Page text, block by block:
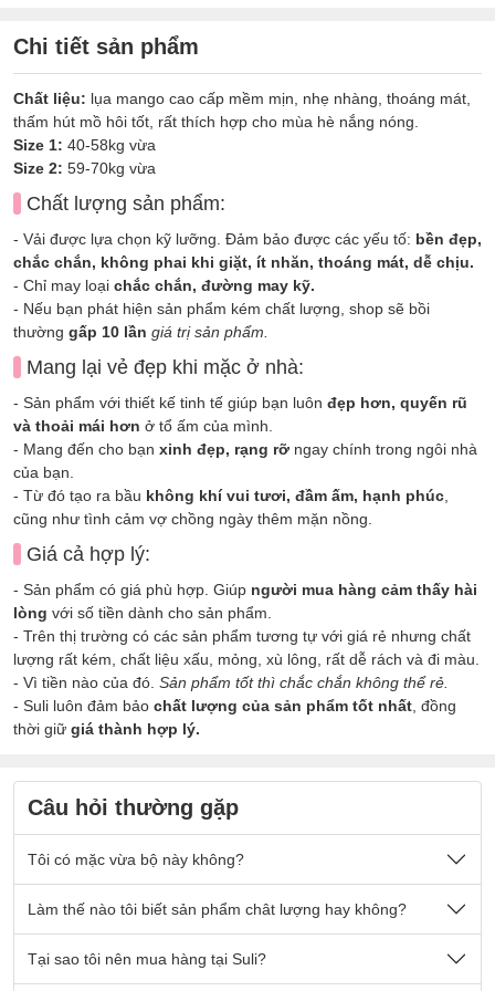
Chi tiết sản phẩm
Chất liệu: lụa mango cao cấp mềm mịn, nhẹ nhàng, thoáng mát,
thấm hút mồ hôi tốt, rất thích hợp cho mùa hè nắng nóng.
Size 1: 40-58kg vừa
Size 2: 59-70kg vừa
Chất lượng sản phẩm:
- Vải được lựa chọn kỹ lưỡng. Đảm bảo được các yếu tố: bền đẹp,
chắc chắn, không phai khi giặt, ít nhăn, thoáng mát, dễ chịu.
- Chỉ may loại chắc chắn, đường may kỹ.
- Nếu bạn phát hiện sản phẩm kém chất lượng, shop sẽ bồi
thường gấp 10 lần giá trị sản phẩm.
Mang lại vẻ đẹp khi mặc ở nhà:
- Sản phẩm với thiết kế tinh tế giúp bạn luôn đẹp hơn, quyến rũ
và thoải mái hơn ở tổ ấm của mình.
- Mang đến cho bạn xinh đẹp, rạng rỡ ngay chính trong ngôi nhà
của bạn.
- Từ đó tạo ra bầu không khí vui tươi, đầm ấm, hạnh phúc
cũng như tình cảm vợ chồng ngày thêm mặn nồng.
Giá cả hợp lý:
- Sản phẩm có giá phù hợp. Giúp người mua hàng cảm thấy hài
lòng với số tiền dành cho sản phẩm.
- Trên thị trường có các sản phẩm tương tự với giá rẻ nhưng chất
lượng rất kém, chất liệu xấu, mỏng, xù lông, rất dễ rách và đi màu.
- Vì tiền nào của đó. Sản phẩm tốt thì chắc chắn không thể rẻ.
- Suli luôn đảm bảo chất lượng của sản phẩm tốt nhất , đồng
thời giữ giá thành hợp lý.
Câu hỏi thường gặp
Tôi có mặc vừa bộ này không?
Nếu quý khách có cân nặng nằm trong số kg ở mô tả sản
phẩm thì sẽ mặc vừa đẹp ạ.
Sản phẩm được thiết kế thoải mái phù hợp cho tất cả mọi
Làm thế nào tôi biết sản phẩm chât lượng hay không?
- Chất vải tại Suli luôn làchất vải loại 1 cao cấp
chọn kỹ lưỡng. Đảm bảo các yếu tố:bền đẹp, không xù lông,
Tại sao tôi nên mua hàng tại Suli?